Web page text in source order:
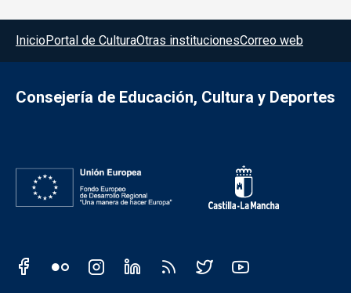
Menú del pie
InicioPortal de CulturaOtras institucionesCorreo web
Consejería de Educación, Cultura y Deportes
Redes sociales JCCM